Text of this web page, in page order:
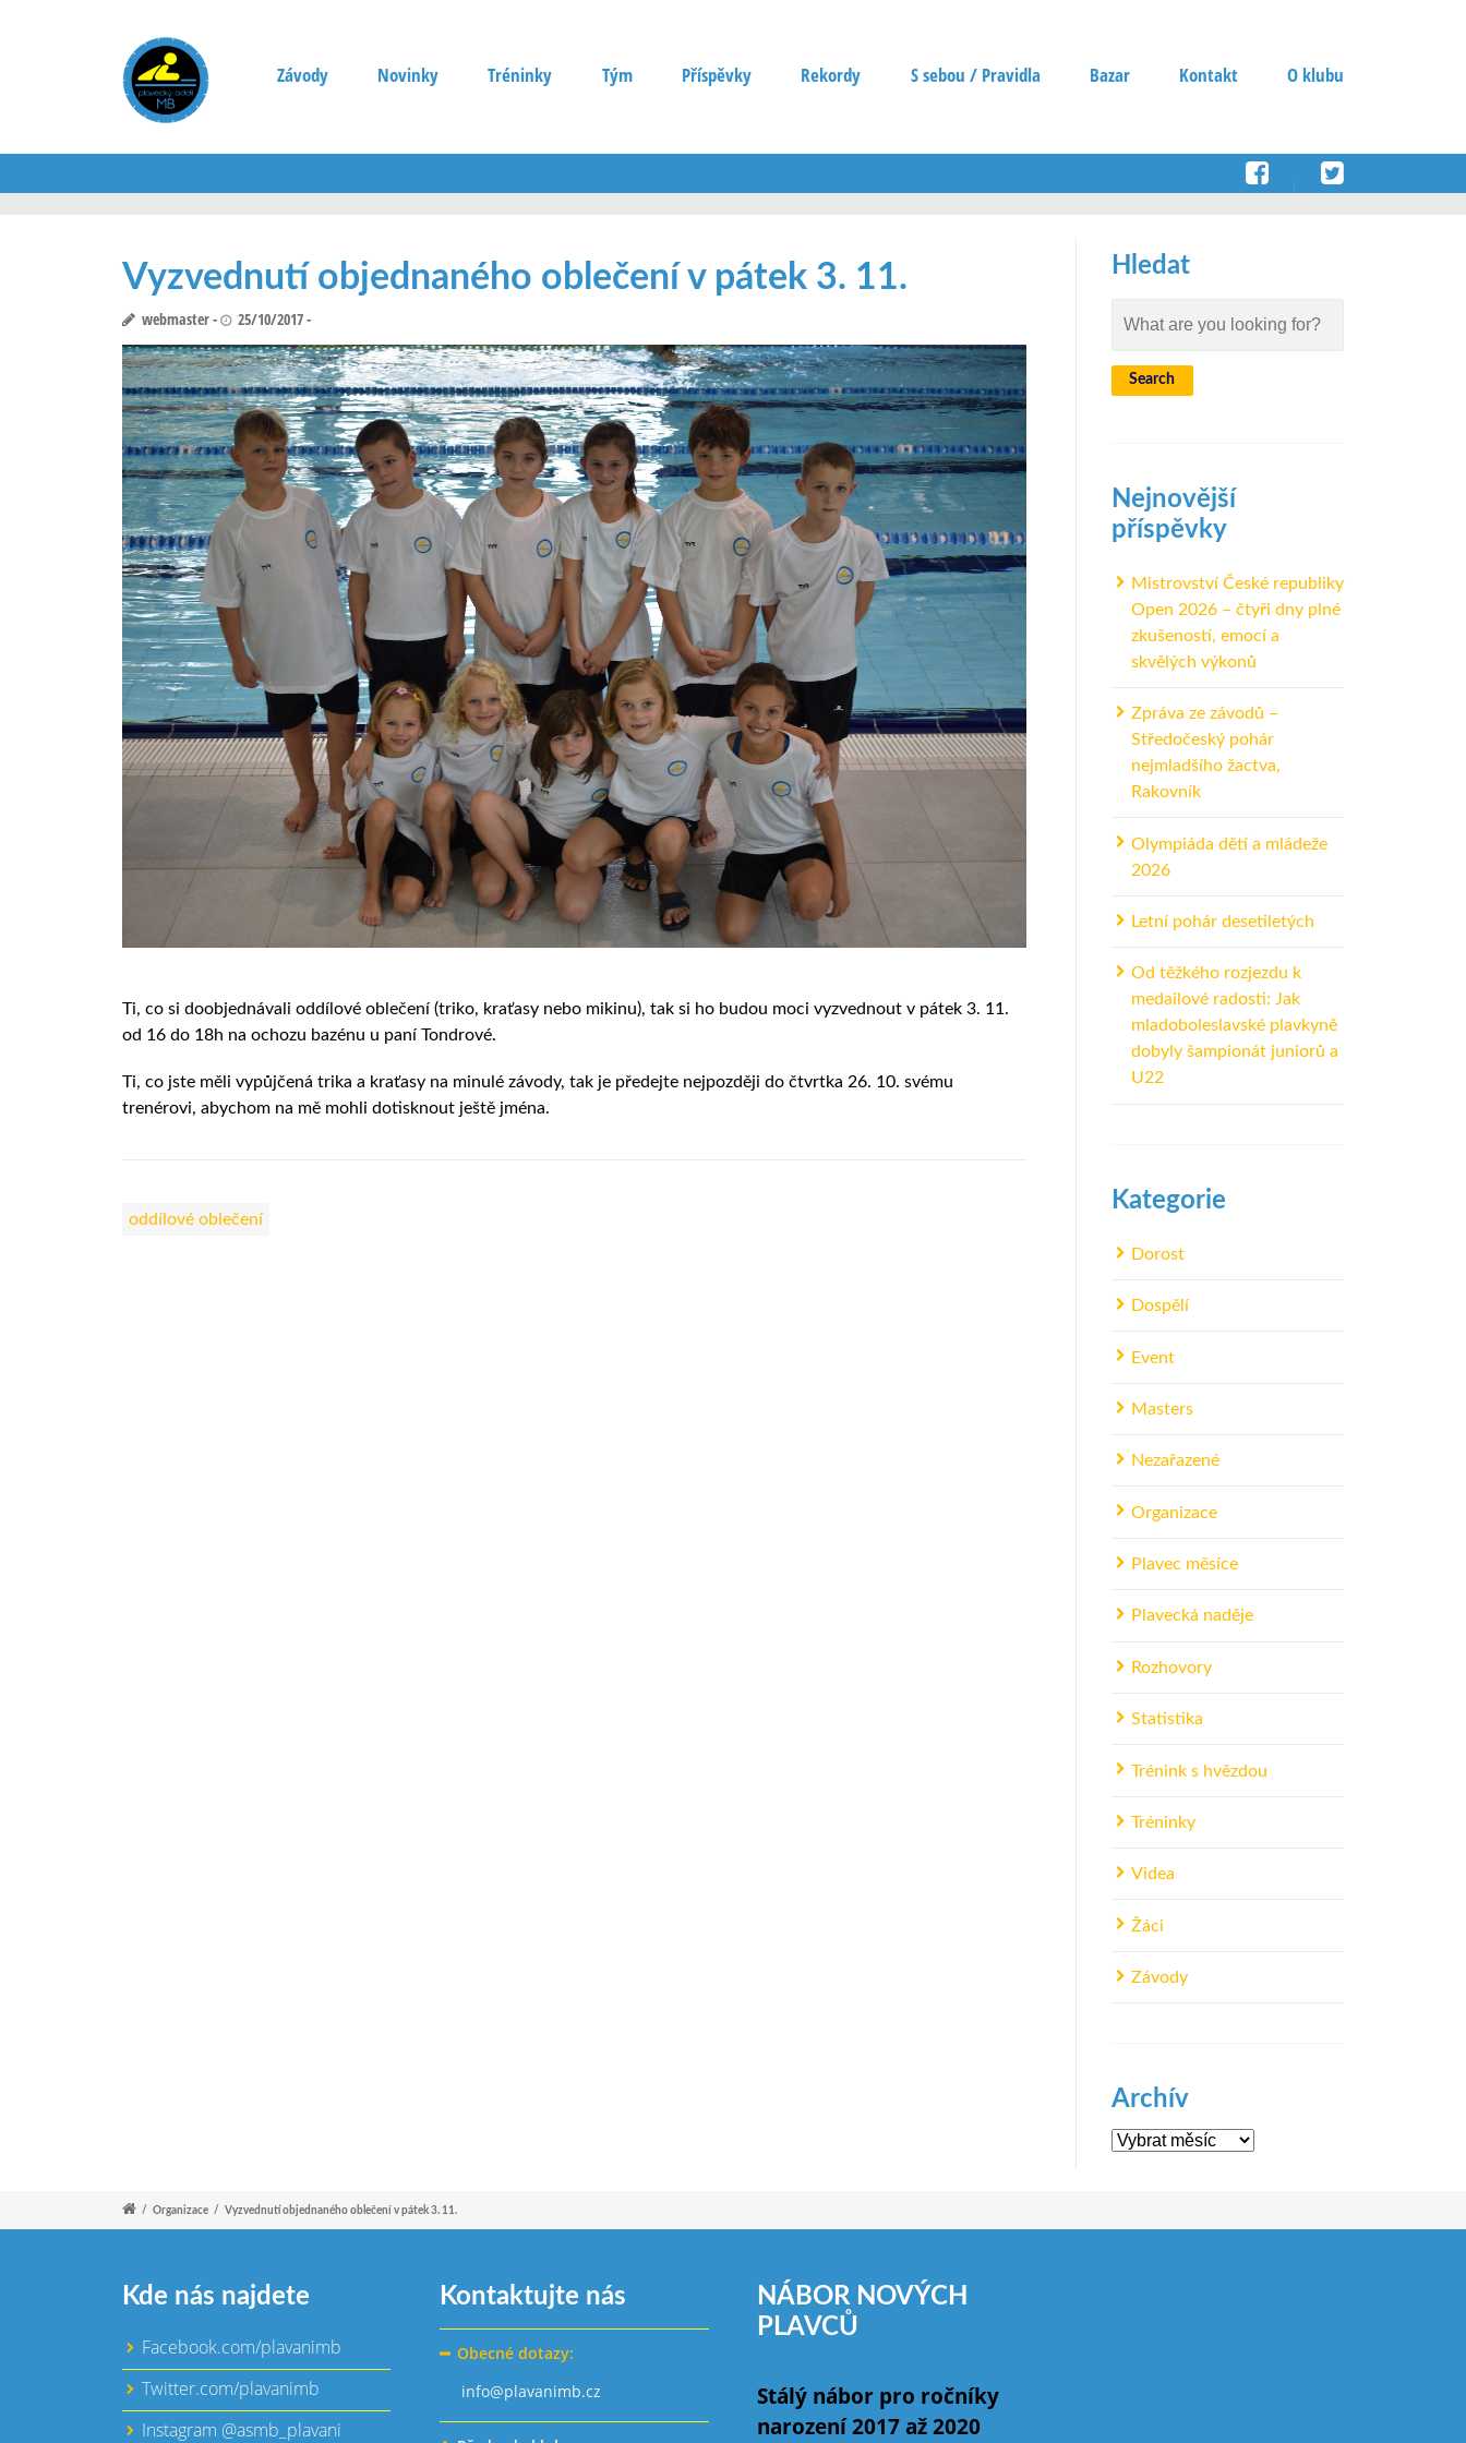
Závody Novinky Tréninky Tým Příspěvky Rekordy S sebou / Pravidla Bazar Kontakt O klubu
Vyzvednutí objednaného oblečení v pátek 3. 11.
webmaster 25/10/2017
Ti, co si doobjednávali oddílové oblečení (triko, kraťasy nebo mikinu), tak si ho budou moci vyzvednout v pátek 3. 11.
od 16 do 18h na ochozu bazénu u paní Tondrové.
Ti, co jste měli vypůjčená trika a kraťasy na minulé závody, tak je předejte nejpozději do čtvrtka 26. 10. svému
trenérovi, abychom na mě mohli dotisknout ještě jména.
oddílové oblečení
Hledat
Nejnovější
příspěvky
Mistrovství České republiky
Open 2026 – čtyři dny plné
zkušeností, emocí a
skvělých výkonů
Zpráva ze závodů –
Středočeský pohár
nejmladšího žactva,
Rakovník
Olympiáda dětí a mládeže
2026
Letní pohár desetiletých
Od těžkého rozjezdu k
medailové radosti: Jak
mladoboleslavské plavkyně
dobyly šampionát juniorů a
U22
Kategorie
Dorost
Dospělí
Event
Masters
Nezařazené
Organizace
Plavec měsíce
Plavecká naděje
Rozhovory
Statistika
Trénink s hvězdou
Tréninky
Videa
Žáci
Závody
Archív
Archív
/ Organizace / Vyzvednutí objednaného oblečení v pátek 3. 11.
Kde nás najdete
Facebook.com/plavanimb
Twitter.com/plavanimb
Instagram @asmb_plavani
Kontaktujte nás
Obecné dotazy:
info@plavanimb.cz
NÁBOR NOVÝCH
PLAVCŮ
Stálý nábor pro ročníky
narození 2017 až 2020